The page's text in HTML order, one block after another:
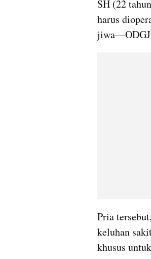
SH (22
harus
Pria
keluhan
khusus